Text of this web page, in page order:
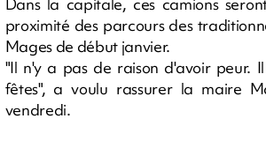
proximité des parcours des
Mages de début janvier.
"Il n'y a pas de raison d'avoir peur.
fêtes", a voulu rassurer la maire
vendredi.